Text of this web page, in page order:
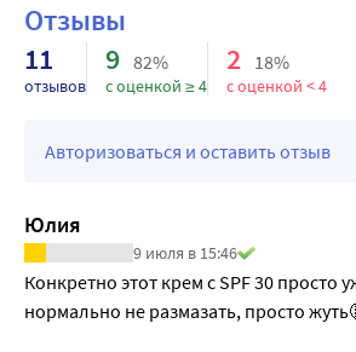
Отзывы
11
отзывов
9 82%
с оценкой ≥ 4
2 18%
с оценкой < 4
Авторизоваться и оставить отзыв
Юлия
9 июля в 15:46
Конкретно этот крем с SPF 30
нормально не размазать, просто